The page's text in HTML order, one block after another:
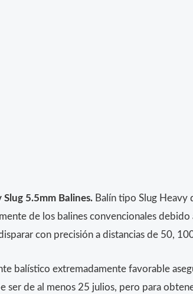
Slug 5.5mm Balines.Balín tipo Slug Heavy
de los balines convencionales
con precisión a distancias de 50,
balístico extremadamente favorable
ser de al menos 25 julios, pero para